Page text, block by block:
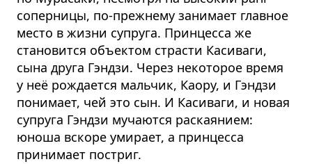
соперницы, по-прежнему занимает главное
место в жизни супруга. Принцесса же
становится объектом страсти Касиваги,
сына друга Гэндзи. Через некоторое время
у неё рождается мальчик, Каору, и Гэндзи
понимает, чей это сын. И Касиваги, и новая
супруга Гэндзи мучаются раскаянием:
юноша вскоре умирает, а принцесса
принимает постриг.